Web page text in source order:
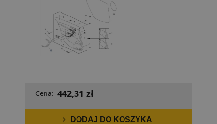
Cena: 442,31 zł
DODAJ DO KOSZYKA